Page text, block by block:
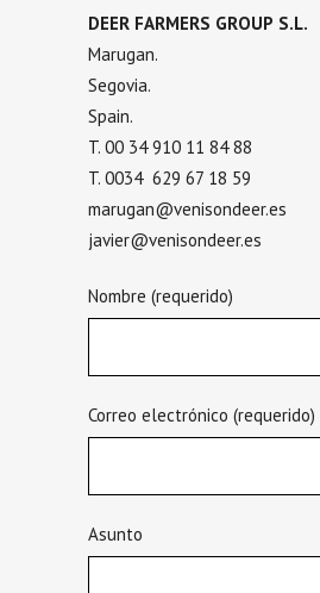
DEER FARMERS GROUP S.L.
Marugan.
Segovia.
Spain.
T. 00 34 910 11 84 88
T. 0034 629 67 18 59
marugan@venisondeer.es
javier@venisondeer.es
Nombre (requerido)
Correo electrónico (requerido)
Asunto